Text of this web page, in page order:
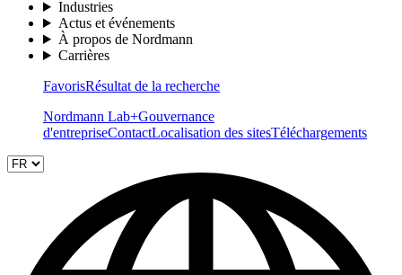
Industries
Actus et événements
À propos de Nordmann
Carrières
FavorisRésultat de la recherche
Nordmann Lab+Gouvernance
d'entrepriseContactLocalisation des sitesTéléchargements